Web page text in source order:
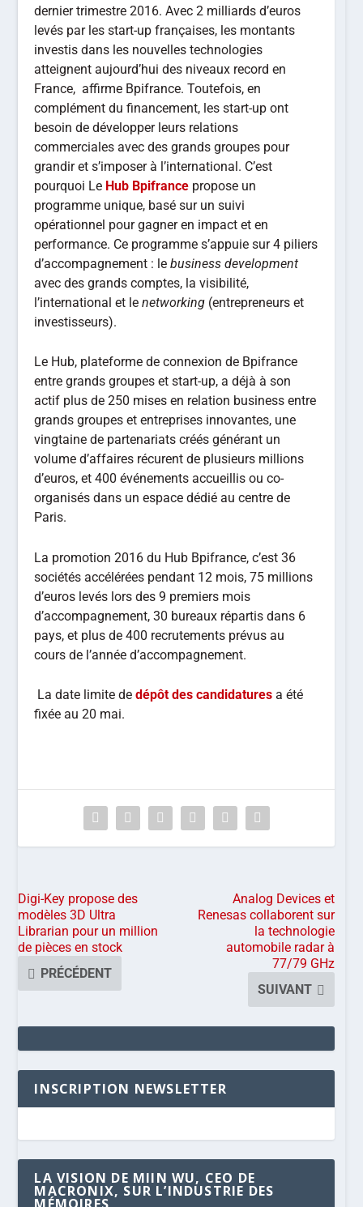
dernier trimestre 2016. Avec 2 milliards d’euros
levés par les start-up françaises, les montants
investis dans les nouvelles technologies
atteignent aujourd’hui des niveaux record en
France, affirme Bpifrance. Toutefois, en
complément du financement, les start-up ont
besoin de développer leurs relations
commerciales avec des grands groupes pour
grandir et s’imposer à l’international. C’est
pourquoi Le Hub Bpifrance propose un
programme unique, basé sur un suivi
opérationnel pour gagner en impact et en
performance. Ce programme s’appuie sur 4 piliers
d’accompagnement : lebusiness development
avec des grands comptes, la visibilité,
l’international et lenetworking (entrepreneurs et
investisseurs).
Le Hub, plateforme de connexion de Bpifrance
entre grands groupes et start-up, a déjà à son
actif plus de 250 mises en relation business entre
grands groupes et entreprises innovantes, une
vingtaine de partenariats créés générant un
volume d’affaires récurent de plusieurs millions
d’euros, et 400 événements accueillis ou co-
organisés dans un espace dédié au centre de
Paris.
La promotion 2016 du Hub Bpifrance, c’est 36
sociétés accélérées pendant 12 mois, 75 millions
d’euros levés lors des 9 premiers mois
d’accompagnement, 30 bureaux répartis dans 6
pays, et plus de 400 recrutements prévus au
cours de l’année d’accompagnement.
La date limite dedépôt des candidatures a été
fixée au 20 mai.
Digi-Key propose des
modèles 3D Ultra
Librarian pour un million
de pièces en stock
PRÉCÉDENT
Analog Devices et
Renesas collaborent sur
la technologie
automobile radar à
77/79 GHz
SUIVANT
INSCRIPTION NEWSLETTER
LA VISION DE MIIN WU, CEO DE
MACRONIX, SUR L’INDUSTRIE DES